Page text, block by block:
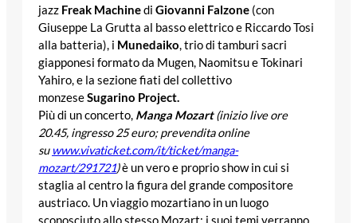
jazz Freak Machinedi Giovanni Falzone (con
Giuseppe La Grutta al basso elettrico e Riccardo Tosi
alla batteria), i Munedaiko, trio di tamburi sacri
giapponesi formato da Mugen, Naomitsu e Tokinari
Yahiro, e la sezione fiati del collettivo
monzeseSugarino Project.
Più di un concerto, Manga Mozart (inizio live ore
20.45, ingresso 25 euro; prevendita online
su www.vivaticket.com/it/ticket/manga-
mozart/291721)è un vero e proprio show in cui si
staglia al centro la figura del grande compositore
austriaco. Un viaggio mozartiano in un luogo
sconosciuto allo stesso Mozart: i suoi temi verranno